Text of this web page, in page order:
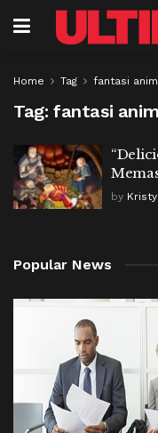
Home Tag fantasi
Tag: fantasi
by
Popular News